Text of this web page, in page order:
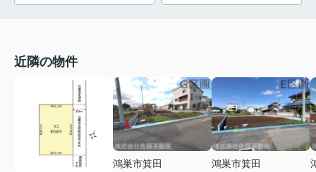
近隣の物件
鴻巣市箕田
鴻巣市箕田